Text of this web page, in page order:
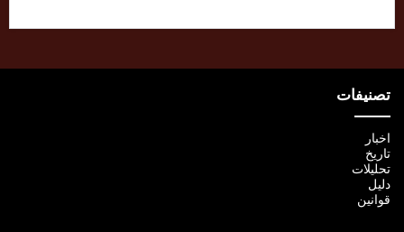
تصنيفات
اخبار
تاريخ
تحليلات
دليل
قوانين